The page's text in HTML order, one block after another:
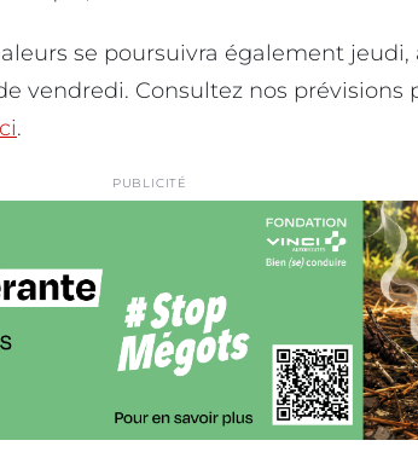
se poursuivra également jeudi,
vendredi. Consultez nos prévisions
.
PUBLICITÉ